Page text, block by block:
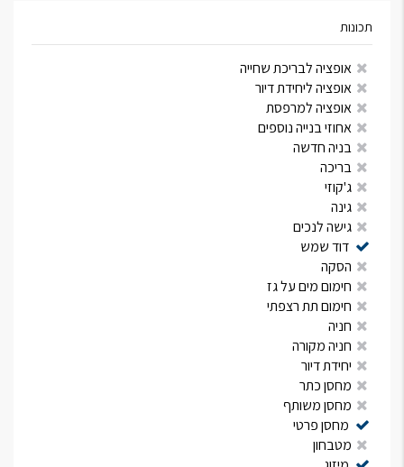
תכונות
אופציה לבריכת שחייה
אופציה ליחידת דיור
אופציה למרפסת
אחוזי בנייה נוספים
בניה חדשה
בריכה
ג'קוזי
גינה
גישה לנכים
דוד שמש
הסקה
חימום מים על גז
חימום תת רצפתי
חניה
חניה מקורה
יחידת דיור
מחסן כתר
מחסן משותף
מחסן פרטי
מטבחון